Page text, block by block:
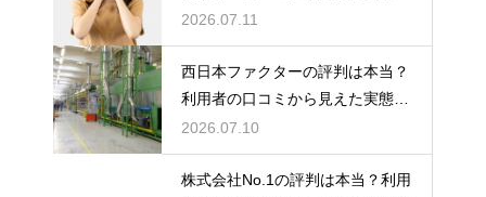
検証
2026.07.11
西日本ファクターの評判は本当？
利用者の口コミから見えた実態を
検証
2026.07.10
株式会社No.1の評判は本当？利用